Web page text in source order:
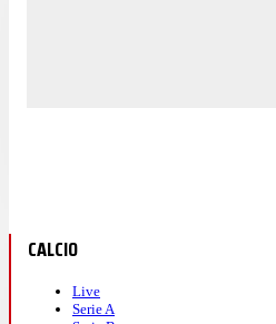
CALCIO
Live
Serie A